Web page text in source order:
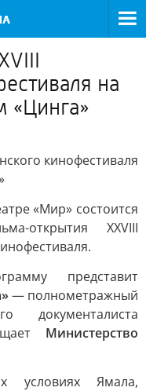
на
«Цинга»
кинофестиваля
«Мир» состоится
открытия XXVIII
представит
— полнометражный
документалиста
Министерство
условиях Ямала,